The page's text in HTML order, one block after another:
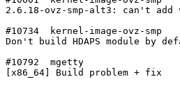
2.6.18-ovz-smp-alt3: can't
#10734	kernel-image-ovz-smp	normal  	FIXED
Don't build HDAPS module by
#10792	mgetty          	normal  	FIXED
[x86_64] Build problem + fix